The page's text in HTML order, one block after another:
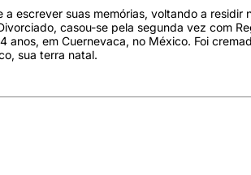
escrever suas memórias, voltando a residir
casou-se pela segunda vez com
anos, em Cuernevaca, no México. Foi
sua terra natal.